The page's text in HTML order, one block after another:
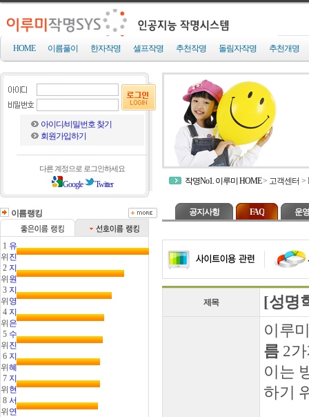
HOME 이름풀이 한자작명 셀프작명 추천작명 돌림자작명 추천개명
아이디/비밀번호 찾기
회원가입하기
다른 계정으로 로그인하세요
Google Twitter
이름랭킹
1
위
유
진
2
위
지
원
3
위
지
영
4
위
지
은
5
위
수
진
6
위
지
혜
7
위
지
현
8
위
서
연
작명No1. 이루미 HOME> 고객센터 >
공지사항 FAQ 운
제목 [성명
이루
름2가
이는
하기